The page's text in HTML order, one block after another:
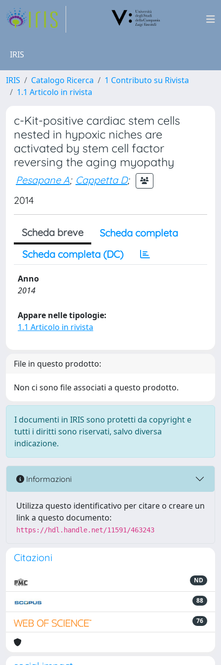
IRIS
IRIS Catalogo Ricerca
1 Contributo su Rivista
1.1 Articolo in rivista
c-Kit-positive cardiac stem cells
nested in hypoxic niches are
activated by stem cell factor
reversing the aging myopathy
Pesapane A; Cappetta D;
2014
Scheda breve
Scheda completa
Scheda completa (DC)
Anno
2014
Appare nelle tipologie:
1.1 Articolo in rivista
File in questo prodotto:
Non ci sono file associati a questo prodotto.
I documenti in IRIS sono protetti da copyright e
tutti i diritti sono riservati, salvo diversa
indicazione.
Informazioni
Utilizza questo identificativo per citare o creare un
link a questo documento:
https://hdl.handle.net/11591/463243
Citazioni
ND
88
76